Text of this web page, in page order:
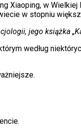
Xiaoping, w
w stopniu
jego książka
według